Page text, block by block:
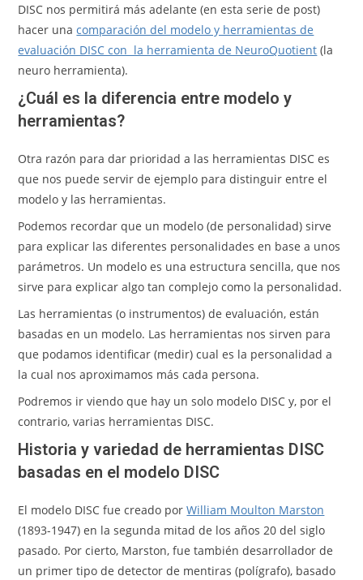
DISC nos permitirá más adelante (en esta serie de post)
hacer unacomparación del modelo y herramientas de
evaluación DISC con la herramienta de NeuroQuotient (la
neuro herramienta).
¿Cuál es la diferencia entre modelo y
herramientas?
Otra razón para dar prioridad a las herramientas DISC es
que nos puede servir de ejemplo para distinguir entre el
modelo y las herramientas.
Podemos recordar que un modelo (de personalidad) sirve
para explicar las diferentes personalidades en base a unos
parámetros. Un modelo es una estructura sencilla, que nos
sirve para explicar algo tan complejo como la personalidad.
Las herramientas (o instrumentos) de evaluación, están
basadas en un modelo. Las herramientas nos sirven para
que podamos identificar (medir) cual es la personalidad a
la cual nos aproximamos más cada persona.
Podremos ir viendo que hay un solo modelo DISC y, por el
contrario, varias herramientas DISC.
Historia y variedad de herramientas DISC
basadas en el modelo DISC
El modelo DISC fue creado porWilliam Moulton Marston
(1893-1947) en la segunda mitad de los años 20 del siglo
pasado. Por cierto, Marston, fue también desarrollador de
un primer tipo de detector de mentiras (polígrafo), basado